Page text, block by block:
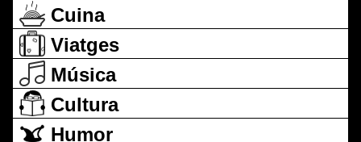
Cuina
Viatges
Música
Cultura
Humor